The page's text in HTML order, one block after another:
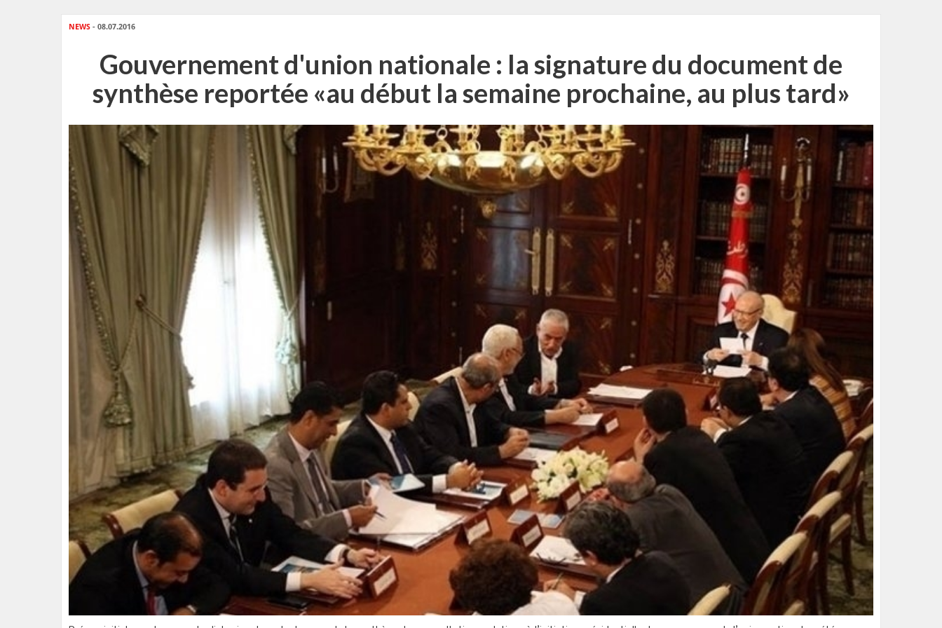
NEWS - 08.07.2016
Gouvernement d'union nationale : la signature du document de
synthèse reportée «au début la semaine prochaine, au plus tard»